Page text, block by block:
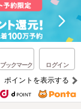
ブックマーク ログイン
ポイントを表示する